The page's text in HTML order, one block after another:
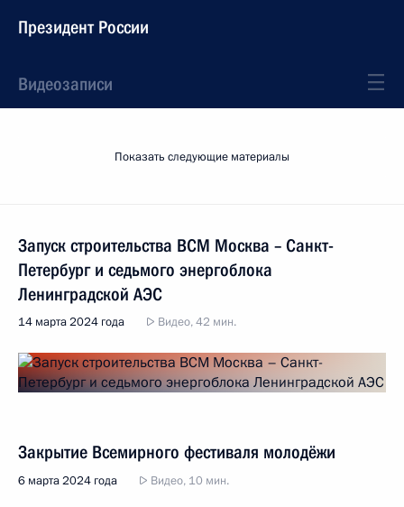
Президент России
Видеозаписи
Показать следующие материалы
Запуск строительства ВСМ Москва – Санкт-
Петербург и седьмого энергоблока
Ленинградской АЭС
14 марта 2024 года Видео, 42 мин.
Закрытие Всемирного фестиваля молодёжи
6 марта 2024 года Видео, 10 мин.